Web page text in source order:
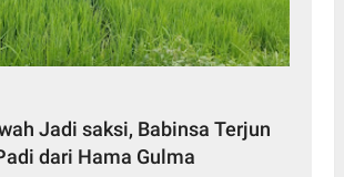
Jadi saksi, Babinsa Terjun
dari Hama Gulma